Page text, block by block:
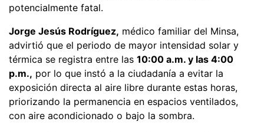
potencialmente fatal.
Jorge Jesús Rodríguez, médico familiar del Minsa,
advirtió que el periodo de mayor intensidad solar y
térmica se registra entre las 10:00 a.m. y las 4:00
p.m., por lo que instó a la ciudadanía a evitar la
exposición directa al aire libre durante estas horas,
priorizando la permanencia en espacios ventilados,
con aire acondicionado o bajo la sombra.